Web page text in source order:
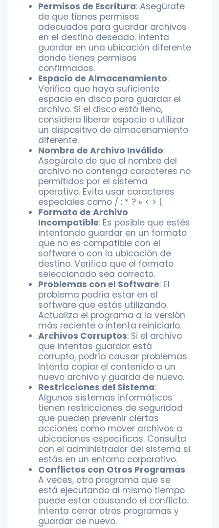
Permisos de Escritura: Asegúrate
de que tienes permisos
adecuados para guardar archivos
en el destino deseado. Intenta
guardar en una ubicación diferente
donde tienes permisos
confirmados.
Espacio de Almacenamiento:
Verifica que haya suficiente
espacio en disco para guardar el
archivo. Si el disco está lleno,
considera liberar espacio o utilizar
un dispositivo de almacenamiento
diferente.
Nombre de Archivo Inválido:
Asegúrate de que el nombre del
archivo no contenga caracteres no
permitidos por el sistema
operativo. Evita usar caracteres
especiales como / : * ? » < > |.
Formato de Archivo
Incompatible: Es posible que estés
intentando guardar en un formato
que no es compatible con el
software o con la ubicación de
destino. Verifica que el formato
seleccionado sea correcto.
Problemas con el Software: El
problema podría estar en el
software que estás utilizando.
Actualiza el programa a la versión
más reciente o intenta reiniciarlo.
Archivos Corruptos: Si el archivo
que intentas guardar está
corrupto, podría causar problemas.
Intenta copiar el contenido a un
nuevo archivo y guarda de nuevo.
Restricciones del Sistema:
Algunos sistemas informáticos
tienen restricciones de seguridad
que pueden prevenir ciertas
acciones como mover archivos a
ubicaciones específicas. Consulta
con el administrador del sistema si
estás en un entorno corporativo.
Conflictos con Otros Programas:
A veces, otro programa que se
está ejecutando al mismo tiempo
puede estar causando el conflicto.
Intenta cerrar otros programas y
guardar de nuevo.